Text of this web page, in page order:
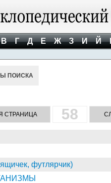
Г Д Е Ж З И Й
ПОИСКА
СТРАНИЦА 58
футлярчик)